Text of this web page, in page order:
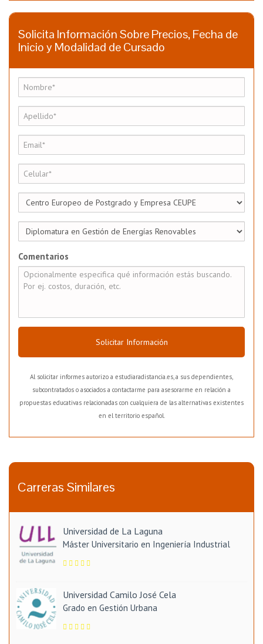
Solicita Información Sobre Precios, Fecha de
Inicio y Modalidad de Cursado
Comentarios
Solicitar Información
Al solicitar informes autorizo a estudiaradistancia.es, a sus dependientes,
subcontratados o asociados a contactarme para asesorarme en relación a
propuestas educativas relacionadas con cualquiera de las alternativas existentes
en el territorio español.
Carreras Similares
Universidad de La Laguna
Máster Universitario en Ingeniería Industrial
Universidad Camilo José Cela
Grado en Gestión Urbana